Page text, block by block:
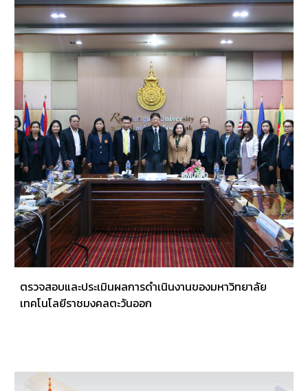
ตรวจสอบและประเมินผลการดำเนินงานของมหาวิทยาลัย
เทคโนโลยีราชมงคลตะวันออก